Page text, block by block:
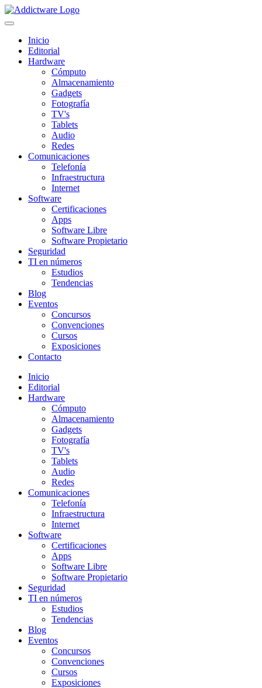
Inicio
Editorial
Hardware
Cómputo
Almacenamiento
Gadgets
Fotografía
TV's
Tablets
Audio
Redes
Comunicaciones
Telefonía
Infraestructura
Internet
Software
Certificaciones
Apps
Software Libre
Software Propietario
Seguridad
TI en números
Estudios
Tendencias
Blog
Eventos
Concursos
Convenciones
Cursos
Exposiciones
Contacto
Inicio
Editorial
Hardware
Cómputo
Almacenamiento
Gadgets
Fotografía
TV's
Tablets
Audio
Redes
Comunicaciones
Telefonía
Infraestructura
Internet
Software
Certificaciones
Apps
Software Libre
Software Propietario
Seguridad
TI en números
Estudios
Tendencias
Blog
Eventos
Concursos
Convenciones
Cursos
Exposiciones